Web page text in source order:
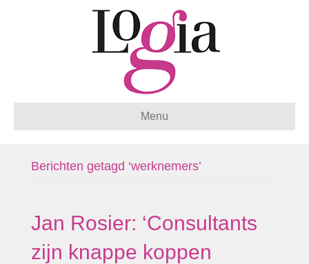
Menu
Berichten getagd ‘werknemers’
Jan Rosier: ‘Consultants
zijn knappe koppen